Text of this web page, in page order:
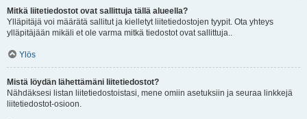
Mitkä liitetiedostot ovat sallittuja tällä alueella?
Ylläpitäjä voi määrätä sallitut ja kielletyt liitetiedostojen tyypit. Ota yhteys
ylläpitäjään mikäli et ole varma mitkä tiedostot ovat sallittuja..
Ylös
Mistä löydän lähettämäni liitetiedostot?
Nähdäksesi listan liitetiedostoistasi, mene omiin asetuksiin ja seuraa linkkejä
liitetiedostot-osioon.